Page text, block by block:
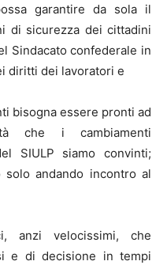
garantire da sola il
di sicurezza dei cittadini
Sindacato confederale in
diritti dei lavoratori e
bisogna essere pronti ad
che i cambiamenti
SIULP siamo convinti;
andando incontro al
anzi velocissimi, che
e di decisione in tempi